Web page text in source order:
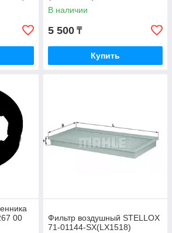
В наличии
5 500 ₸
Купить
00
Фильтр воздушный STELLOX
71-01144-SX(LX1518)